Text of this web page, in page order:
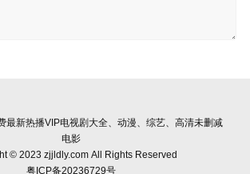
最新热播VIP电视剧大全、动漫、综艺、高清未删减
电影
© 2023 zjjldly.com All Rights Reserved
粤ICP备20236729号